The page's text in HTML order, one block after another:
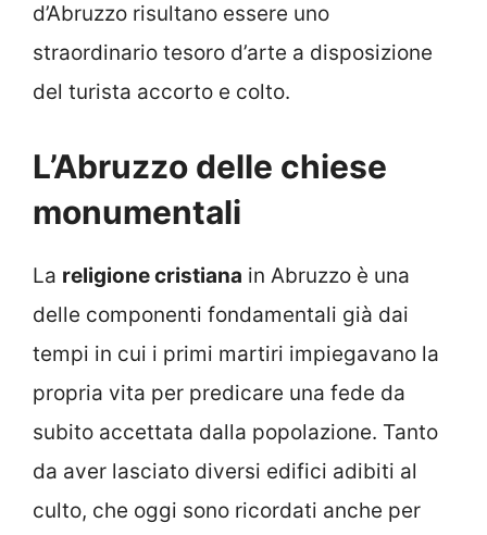
d’Abruzzo risultano essere uno
straordinario tesoro d’arte a disposizione
del turista accorto e colto.
L’Abruzzo delle chiese
monumentali
La religione cristiana in Abruzzo è una
delle componenti fondamentali già dai
tempi in cui i primi martiri impiegavano la
propria vita per predicare una fede da
subito accettata dalla popolazione. Tanto
da aver lasciato diversi edifici adibiti al
culto, che oggi sono ricordati anche per